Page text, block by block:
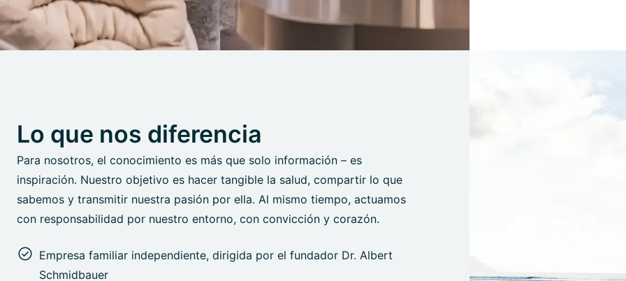
Lo que nos diferencia
Para nosotros, el conocimiento es más que solo información – es
inspiración. Nuestro objetivo es hacer tangible la salud, compartir lo que
sabemos y transmitir nuestra pasión por ella. Al mismo tiempo, actuamos
con responsabilidad por nuestro entorno, con convicción y corazón.
Empresa familiar independiente, dirigida por el fundador Dr. Albert
Schmidbauer